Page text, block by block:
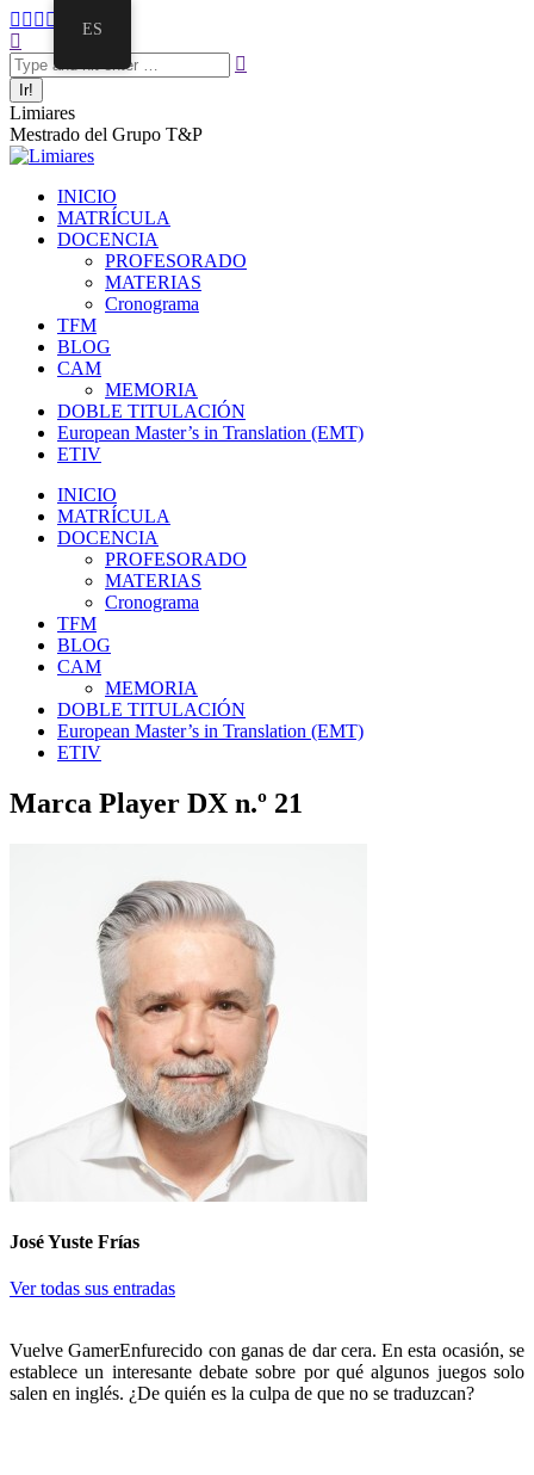
Saltar
al
contenido
Facebook
opens
in
new
window
Twitter
opens
in
new
window
Mail
opens
in
window
Instagram
page
in
window
Linkedin
page
in
window
Buscar:
Limiares
Mestrado del Grupo T&P
INICIO
MATRÍCULA
DOCENCIA
PROFESORADO
MATERIAS
Cronograma
TFM
BLOG
CAM
MEMORIA
DOBLE TITULACIÓN
European Master’s in Translation (EMT)
ETIV
INICIO
MATRÍCULA
DOCENCIA
PROFESORADO
MATERIAS
Cronograma
TFM
BLOG
CAM
MEMORIA
DOBLE TITULACIÓN
European Master’s in Translation (EMT)
ETIV
Marca Player DX n.º 21
José Yuste Frías
Ver todas sus entradas
Vuelve GamerEnfurecido con ganas de dar cera. En esta ocasión, se
establece un interesante debate sobre por qué algunos juegos solo
salen en inglés. ¿De quién es la culpa de que no se traduzcan?
ES